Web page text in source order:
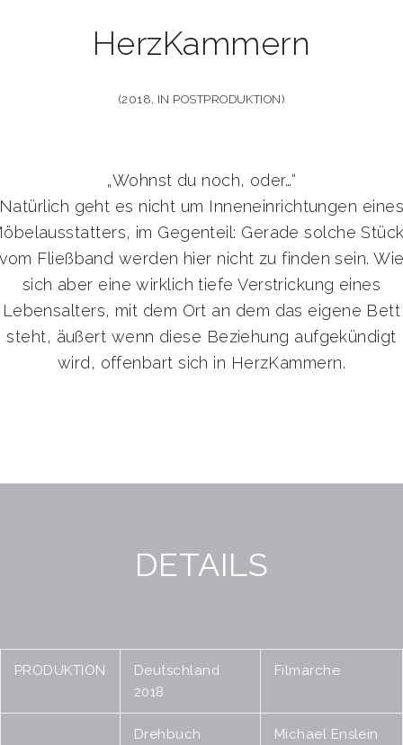
HerzKammern
(2018, IN POSTPRODUKTION)
„Wohnst du noch, oder…“
Natürlich geht es nicht um Inneneinrichtungen eines
im Gegenteil: Gerade solche
Fließband werden hier nicht zu finden sein.
sich aber eine wirklich tiefe Verstrickung eines
Lebensalters, mit dem Ort an dem das eigene Bett
steht, äußert wenn diese Beziehung aufgekündigt
wird, offenbart sich in HerzKammern.
DETAILS
PRODUKTION
Deutschland
2018
Filmarche
Drehbuch Michael Enslein